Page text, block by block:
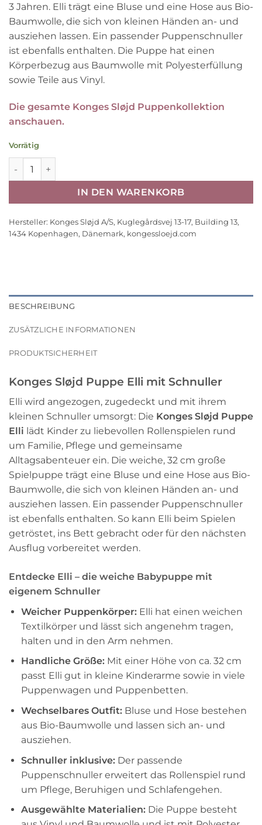
3 Jahren. Elli trägt eine Bluse und eine Hose aus Bio-
Baumwolle, die sich von kleinen Händen an- und
ausziehen lassen. Ein passender Puppenschnuller
ist ebenfalls enthalten. Die Puppe hat einen
Körperbezug aus Baumwolle mit Polyesterfüllung
sowie Teile aus Vinyl.
Die gesamte Konges Sløjd Puppenkollektion
anschauen.
Vorrätig
Konges Sløjd Puppe Elli, mit Schnuller, H32cm Menge
IN DEN WARENKORB
Hersteller: Konges Sløjd A/S, Kuglegårdsvej 13-17, Building 13,
1434 Kopenhagen, Dänemark, kongessloejd.com
BESCHREIBUNG
ZUSÄTZLICHE INFORMATIONEN
PRODUKTSICHERHEIT
Konges Sløjd Puppe Elli mit Schnuller
Elli wird angezogen, zugedeckt und mit ihrem
kleinen Schnuller umsorgt: Die Konges Sløjd Puppe
Elli lädt Kinder zu liebevollen Rollenspielen rund
um Familie, Pflege und gemeinsame
Alltagsabenteuer ein. Die weiche, 32 cm große
Spielpuppe trägt eine Bluse und eine Hose aus Bio-
Baumwolle, die sich von kleinen Händen an- und
ausziehen lassen. Ein passender Puppenschnuller
ist ebenfalls enthalten. So kann Elli beim Spielen
getröstet, ins Bett gebracht oder für den nächsten
Ausflug vorbereitet werden.
Entdecke Elli – die weiche Babypuppe mit
eigenem Schnuller
Weicher Puppenkörper:Elli hat einen weichen
Textilkörper und lässt sich angenehm tragen,
halten und in den Arm nehmen.
Handliche Größe:Mit einer Höhe von ca. 32 cm
passt Elli gut in kleine Kinderarme sowie in viele
Puppenwagen und Puppenbetten.
Wechselbares Outfit:Bluse und Hose bestehen
aus Bio-Baumwolle und lassen sich an- und
ausziehen.
Schnuller inklusive:Der passende
Puppenschnuller erweitert das Rollenspiel rund
um Pflege, Beruhigen und Schlafengehen.
Ausgewählte Materialien:Die Puppe besteht